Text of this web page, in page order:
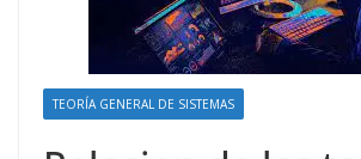
TEORÍA GENERAL DE SISTEMAS